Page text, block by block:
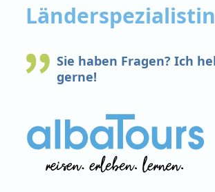
Länderspezialistin
Sie haben Fragen? Ich
gerne!